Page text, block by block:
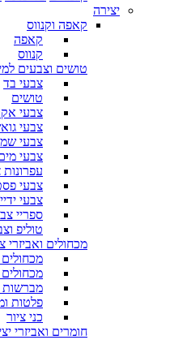
יצירה
קאפה וקנווס
קאפה
קנווס
טושים וצבעים
צבעי בד
טושים
צבעי
צבעי
צבעי
צבעי
עפרונות
צבעי
צבעי
ספריי
טוליפ
מכחולים ואביזרי
מברשות
פלטות
כני ציור
חומרים ואביזרי